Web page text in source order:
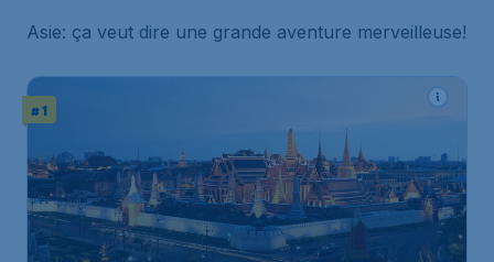
Asie: ça veut dire une grande aventure merveilleuse!
# 1